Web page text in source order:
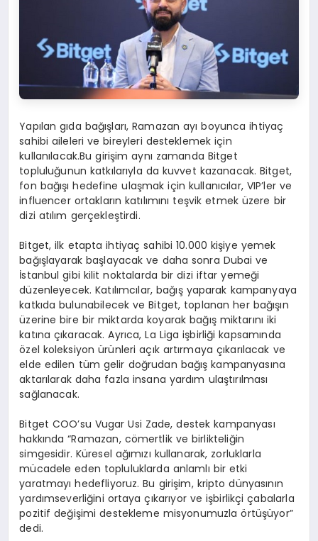
Yapılan gıda bağışları, Ramazan ayı boyunca ihtiyaç
sahibi aileleri ve bireyleri desteklemek için
kullanılacak.Bu girişim aynı zamanda Bitget
topluluğunun katkılarıyla da kuvvet kazanacak. Bitget,
fon bağışı hedefine ulaşmak için kullanıcılar, VIP’ler ve
influencer ortakların katılımını teşvik etmek üzere bir
dizi atılım gerçekleştirdi.
Bitget, ilk etapta ihtiyaç sahibi 10.000 kişiye yemek
bağışlayarak başlayacak ve daha sonra Dubai ve
İstanbul gibi kilit noktalarda bir dizi iftar yemeği
düzenleyecek. Katılımcılar, bağış yaparak kampanyaya
katkıda bulunabilecek ve Bitget, toplanan her bağışın
üzerine bire bir miktarda koyarak bağış miktarını iki
katına çıkaracak. Ayrıca, La Liga işbirliği kapsamında
özel koleksiyon ürünleri açık artırmaya çıkarılacak ve
elde edilen tüm gelir doğrudan bağış kampanyasına
aktarılarak daha fazla insana yardım ulaştırılması
sağlanacak.
Bitget COO’su Vugar Usi Zade, destek kampanyası
hakkında “Ramazan, cömertlik ve birlikteliğin
simgesidir. Küresel ağımızı kullanarak, zorluklarla
mücadele eden topluluklarda anlamlı bir etki
yaratmayı hedefliyoruz. Bu girişim, kripto dünyasının
yardımseverliğini ortaya çıkarıyor ve işbirlikçi çabalarla
pozitif değişimi destekleme misyonumuzla örtüşüyor”
dedi.